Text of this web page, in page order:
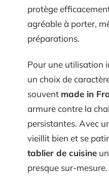
protège
agréable à porter,
préparations.
Pour une utilisation
un choix de
souvent made in
armure contre la
persistantes. Avec
vieillit bien et se
tablier de cuisine
presque sur-mesure.